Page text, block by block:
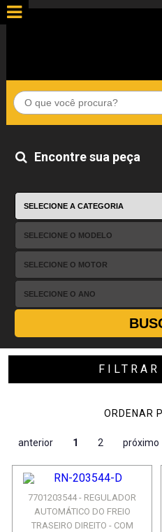
Encontre sua peça
FILTRAR
ORDENAR
anterior 1 2 próximo
7701203544 - REGULADOR
AUTOMÁTICO DO FREIO
TRASEIRO DIREITO - COM